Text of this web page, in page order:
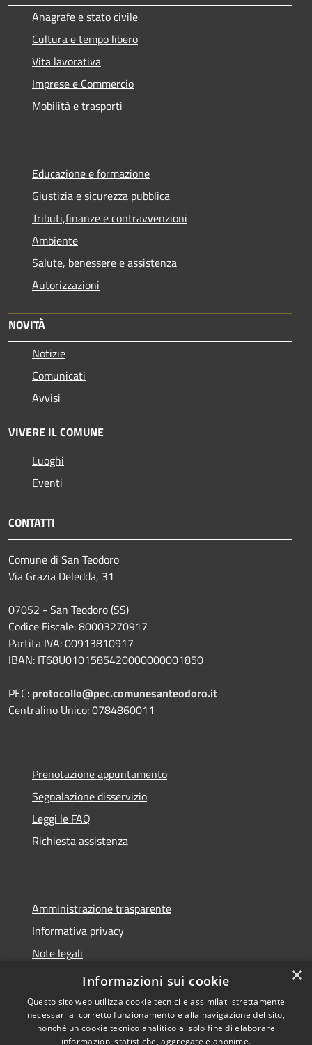
Anagrafe e stato civile
Cultura e tempo libero
Vita lavorativa
Imprese e Commercio
Mobilità e trasporti
Educazione e formazione
Giustizia e sicurezza pubblica
Tributi,finanze e contravvenzioni
Ambiente
Salute, benessere e assistenza
Autorizzazioni
NOVITÀ
Notizie
Comunicati
Avvisi
VIVERE IL COMUNE
Luoghi
Eventi
CONTATTI
Comune di San Teodoro
Via Grazia Deledda, 31
07052 - San Teodoro (SS)
Codice Fiscale: 80003270917
Partita IVA: 00913810917
IBAN: IT68U0101585420000000001850
PEC: protocollo@pec.comunesanteodoro.it
Centralino Unico: 0784860011
Prenotazione appuntamento
Segnalazione disservizio
Leggi le FAQ
Richiesta assistenza
Amministrazione trasparente
Informativa privacy
Note legali
Dichiarazione di accessibilità
×
Informazioni sui cookie
Questo sito web utilizza cookie tecnici e assimilati strettamente
necessari al corretto funzionamento e alla navigazione del sito,
nonché un cookie tecnico analitico al solo fine di elaborare
informazioni statistiche, aggregate e anonime.